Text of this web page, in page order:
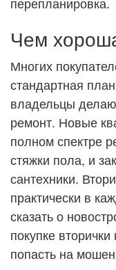
Чем
Многих
стандартная
владельцы
ремонт. Новые
полном спектре
стяжки пола, и
сантехники.
практически в
сказать о
покупке
попасть на